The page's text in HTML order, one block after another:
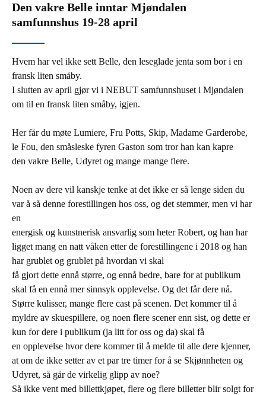
Den vakre Belle inntar Mjøndalen
samfunnshus 19-28 april
Hvem har vel ikke sett Belle, den leseglade jenta som bor i en
fransk liten småby.
I slutten av april gjør vi i NEBUT samfunnshuset i Mjøndalen
om til en fransk liten småby, igjen.
Her får du møte Lumiere, Fru Potts, Skip, Madame Garderobe,
le Fou, den småsleske fyren Gaston som tror han kan kapre
den vakre Belle, Udyret og mange mange flere.
Noen av dere vil kanskje tenke at det ikke er så lenge siden du
var å så denne forestillingen hos oss, og det stemmer, men vi har
en
energisk og kunstnerisk ansvarlig som heter Robert, og han har
ligget mang en natt våken etter de forestillingene i 2018 og han
har grublet og grublet på hvordan vi skal
få gjort dette ennå større, og ennå bedre, bare for at publikum
skal få en ennå mer sinnsyk opplevelse. Og det får dere nå.
Større kulisser, mange flere cast på scenen. Det kommer til å
myldre av skuespillere, og noen flere scener enn sist, og dette er
kun for dere i publikum (ja litt for oss og da) skal få
en opplevelse hvor dere kommer til å melde til alle dere kjenner,
at om de ikke setter av et par tre timer for å se Skjønnheten og
Udyret, så går de virkelig glipp av noe?
Så ikke vent med billettkjøpet, flere og flere billetter blir solgt for